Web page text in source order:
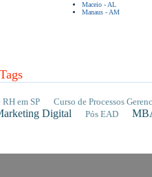
Maceio - AL
Manaus - AM
em SP Curso de Processos
Digital Pós EAD